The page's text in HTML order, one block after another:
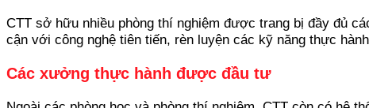
CTT sở hữu nhiều phòng thí nghiệm được trang bị đầy đủ
cận với công nghệ tiên tiến, rèn luyện các kỹ năng thực
Các xưởng thực hành được đầu tư